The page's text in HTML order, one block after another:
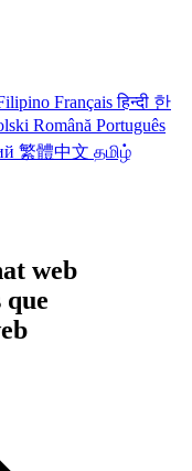
Françaisहिन्दी 한
Română Português
繁體中文 தமிழ்
web